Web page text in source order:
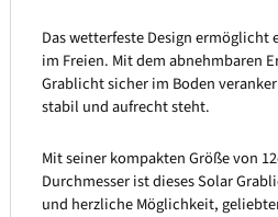
Das wetterfeste Design ermöglicht
im Freien. Mit dem abnehmbaren
Grablicht sicher im Boden
stabil und aufrecht steht.
Mit seiner kompakten Größe von
Durchmesser ist dieses Solar
und herzliche Möglichkeit,